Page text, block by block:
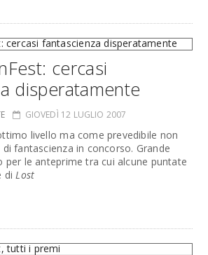
cercasi
disperatamente
GIOVEDÌ 12 LUGLIO 2007
livello ma come prevedibile non
fantascienza in concorso. Grande
per le anteprime tra cui alcune puntate
diLost